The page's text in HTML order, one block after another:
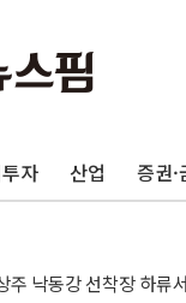
자 산업 증권·
택 진위면 공장서 질식
항 블루밸리 국가산단
합] 김민석, 정청래에